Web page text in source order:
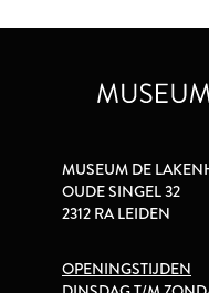
MUSEUM DE
OUDE SINGEL 32
2312 RA LEIDEN
OPENINGSTIJDEN